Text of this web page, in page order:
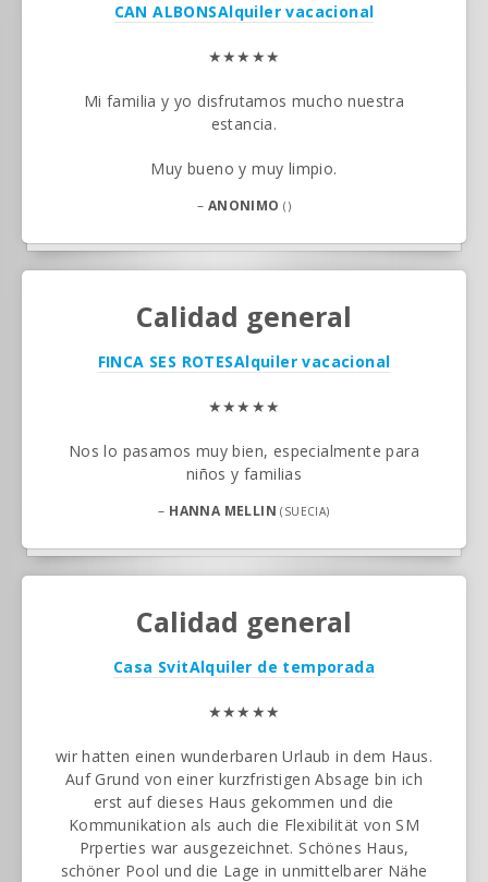
CAN ALBONSAlquiler vacacional
★★★★★
Mi familia y yo disfrutamos mucho nuestra
estancia.
Muy bueno y muy limpio.
– ANONIMO ()
Calidad general
FINCA SES ROTESAlquiler vacacional
★★★★★
Nos lo pasamos muy bien, especialmente para
niños y familias
– HANNA MELLIN (SUECIA)
Calidad general
Casa SvitAlquiler de temporada
★★★★★
wir hatten einen wunderbaren Urlaub in dem Haus.
Auf Grund von einer kurzfristigen Absage bin ich
erst auf dieses Haus gekommen und die
Kommunikation als auch die Flexibilität von SM
Prperties war ausgezeichnet. Schönes Haus,
schöner Pool und die Lage in unmittelbarer Nähe